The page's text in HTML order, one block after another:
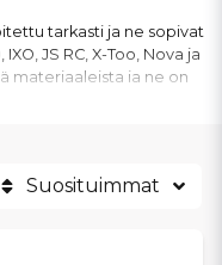
tarkasti ja ne sopivat
JS RC, X-Too, Nova ja
materiaaleista ja ne on
vaatimuksiin sopivina.
Suosituimmat